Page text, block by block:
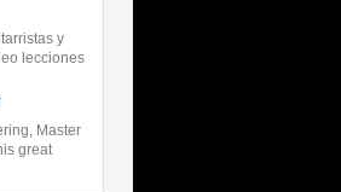
y
lecciones
Master
great